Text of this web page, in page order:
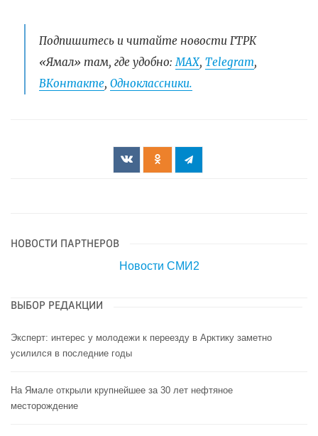
Подпишитесь и читайте новости ГТРК
«Ямал» там, где удобно:МАХ, Telegram,
ВКонтакте, Одноклассники.
НОВОСТИ ПАРТНЕРОВ
Новости СМИ2
ВЫБОР РЕДАКЦИИ
Эксперт: интерес у молодежи к переезду в Арктику заметно
усилился в последние годы
На Ямале открыли крупнейшее за 30 лет нефтяное
месторождение